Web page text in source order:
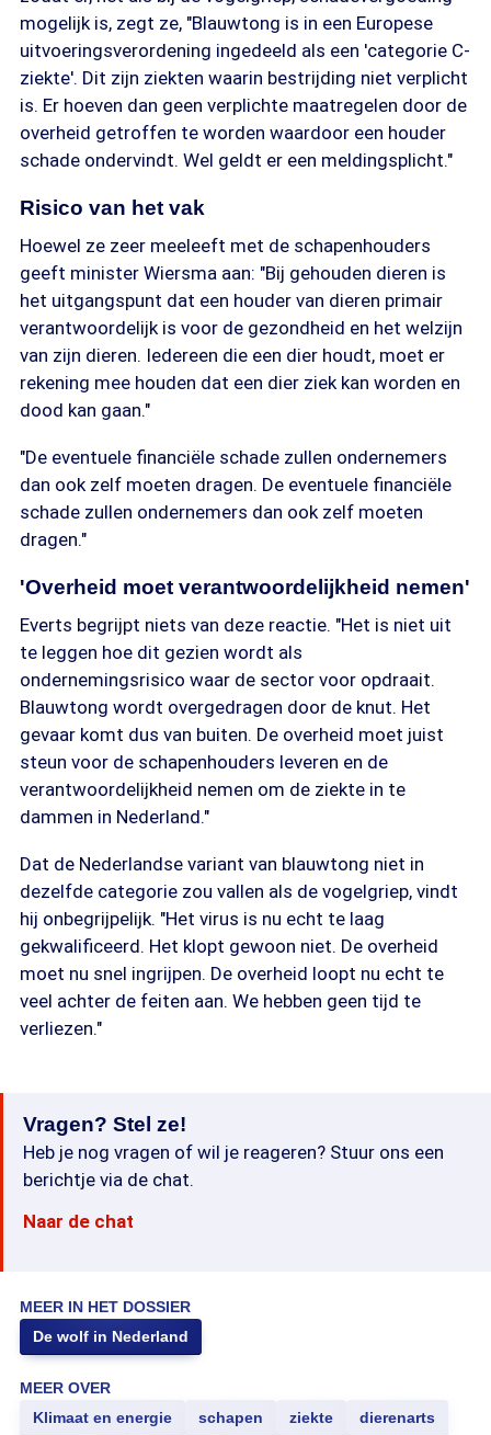
mogelijk is, zegt ze, "Blauwtong is in een Europese
uitvoeringsverordening ingedeeld als een 'categorie C-
ziekte'. Dit zijn ziekten waarin bestrijding niet verplicht
is. Er hoeven dan geen verplichte maatregelen door de
overheid getroffen te worden waardoor een houder
schade ondervindt. Wel geldt er een meldingsplicht."
Risico van het vak
Hoewel ze zeer meeleeft met de schapenhouders
geeft minister Wiersma aan: "Bij gehouden dieren is
het uitgangspunt dat een houder van dieren primair
verantwoordelijk is voor de gezondheid en het welzijn
van zijn dieren. Iedereen die een dier houdt, moet er
rekening mee houden dat een dier ziek kan worden en
dood kan gaan."
"De eventuele financiële schade zullen ondernemers
dan ook zelf moeten dragen. De eventuele financiële
schade zullen ondernemers dan ook zelf moeten
dragen."
'Overheid moet verantwoordelijkheid nemen'
Everts begrijpt niets van deze reactie. "Het is niet uit
te leggen hoe dit gezien wordt als
ondernemingsrisico waar de sector voor opdraait.
Blauwtong wordt overgedragen door de knut. Het
gevaar komt dus van buiten. De overheid moet juist
steun voor de schapenhouders leveren en de
verantwoordelijkheid nemen om de ziekte in te
dammen in Nederland."
Dat de Nederlandse variant van blauwtong niet in
dezelfde categorie zou vallen als de vogelgriep, vindt
hij onbegrijpelijk. "Het virus is nu echt te laag
gekwalificeerd. Het klopt gewoon niet. De overheid
moet nu snel ingrijpen. De overheid loopt nu echt te
veel achter de feiten aan. We hebben geen tijd te
verliezen."
Vragen? Stel ze!
Heb je nog vragen of wil je reageren? Stuur ons een
berichtje via de chat.
Naar de chat
MEER IN HET DOSSIER
De wolf in Nederland
MEER OVER
Klimaat en energie
schapen ziekte dierenarts